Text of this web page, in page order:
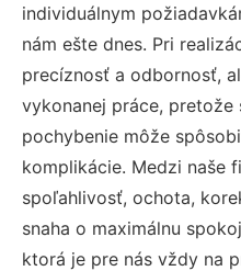
individuálnym
nám ešte dnes. Pri
precíznosť a odbornosť,
vykonanej práce, pretože
pochybenie môže
komplikácie. Medzi naše
spoľahlivosť, ochota,
snaha o maximálnu
ktorá je pre nás vždy na